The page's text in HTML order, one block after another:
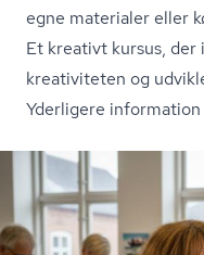
egne materialer eller
Et kreativt kursus,
kreativiteten og
Yderligere